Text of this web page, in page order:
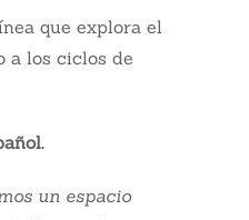
que explora el
a los ciclos de
un espacio